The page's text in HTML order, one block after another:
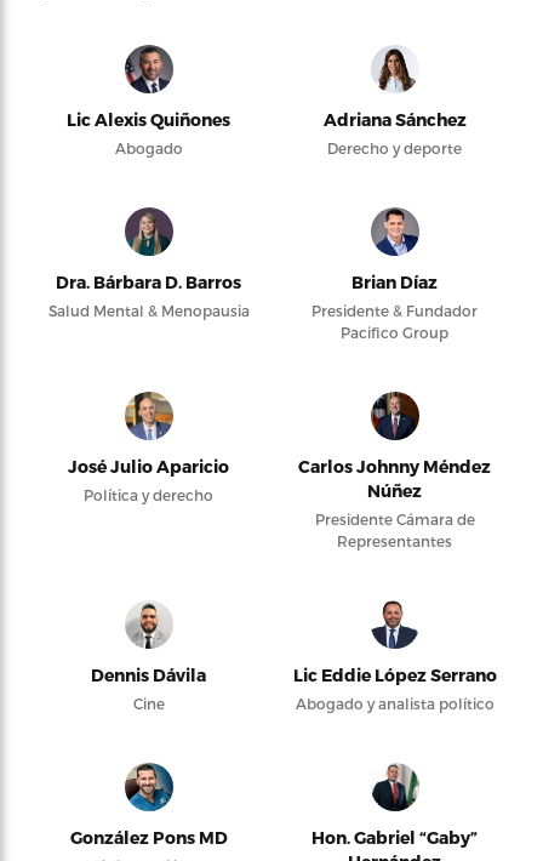
Lic Alexis Quiñones
Abogado
Adriana Sánchez
Derecho y deporte
Dra. Bárbara D. Barros
Salud Mental & Menopausia
Brian Díaz
Presidente & Fundador
Pacifico Group
José Julio Aparicio
Política y derecho
Carlos Johnny Méndez
Núñez
Presidente Cámara de
Representantes
Dennis Dávila
Cine
Lic Eddie López Serrano
Abogado y analista político
González Pons MD
Hon. Gabriel “Gaby”